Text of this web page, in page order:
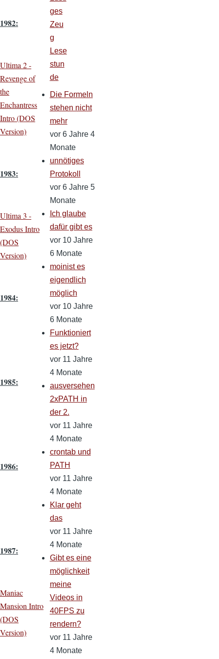
1982:
Ultima 2 -
Revenge of
the
Enchantress
Intro (DOS
Version)
1983:
Ultima 3 -
Exodus Intro
(DOS
Version)
1984:
1985:
1986:
1987:
Maniac
Mansion Intro
(DOS
Version)
ges
Zeu
g
Lese
stun
de
Die Formeln
stehen nicht
mehr
vor 6 Jahre 4
Monate
unnötiges
Protokoll
vor 6 Jahre 5
Monate
Ich glaube
dafür gibt es
vor 10 Jahre
6 Monate
moinist es
eigendlich
möglich
vor 10 Jahre
6 Monate
Funktioniert
es jetzt?
vor 11 Jahre
4 Monate
ausversehen
2xPATH in
der 2.
vor 11 Jahre
4 Monate
crontab und
PATH
vor 11 Jahre
4 Monate
Klar geht
das
vor 11 Jahre
4 Monate
Gibt es eine
möglichkeit
meine
Videos in
40FPS zu
rendern?
vor 11 Jahre
4 Monate